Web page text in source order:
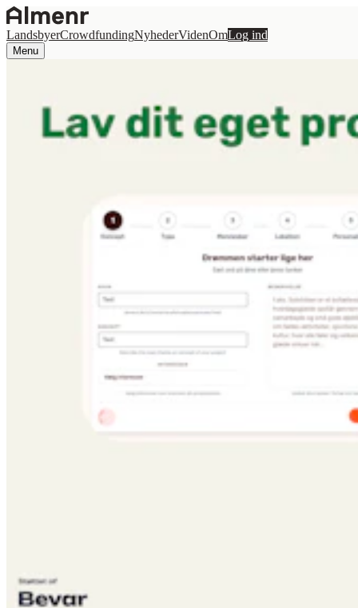
LandsbyerCrowdfundingNyhederVidenOmLog ind
Menu